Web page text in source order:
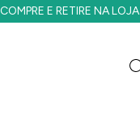
COMPRE E RETIRE NA LOJA